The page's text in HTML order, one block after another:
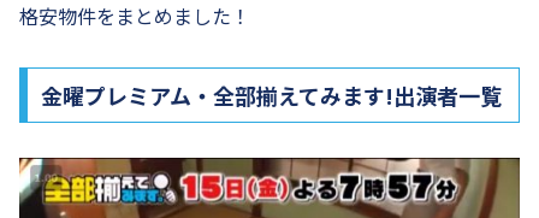
格安物件をまとめました！
金曜プレミアム・全部揃えてみます!出演者一覧